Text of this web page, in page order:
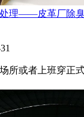
理——皮革厂除
所或者上班穿正